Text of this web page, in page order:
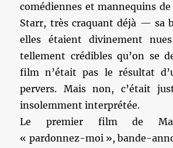
comédiennes et mannequins de
Starr, très craquant déjà — sa
elles étaient divinement
tellement crédibles qu’on se
film n’était pas le résultat
pervers. Mais non, c’était
insolemment interprétée.
Le premier film de
« pardonnez-moi », bande-